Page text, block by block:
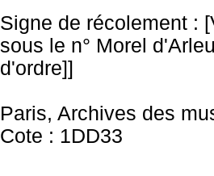
Signe de récolement :
sous le n° Morel
d'ordre]]
Paris, Archives des
Cote : 1DD33